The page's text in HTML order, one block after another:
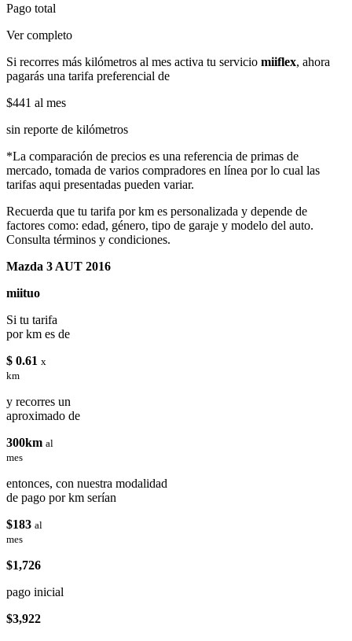
Pago total
Ver completo
Si recorres más kilómetros al mes activa tu servicio miiflex, ahora
pagarás una tarifa preferencial de
$441 al mes
sin reporte de kilómetros
*La comparación de precios es una referencia de primas de
mercado, tomada de varios compradores en línea por lo cual las
tarifas aqui presentadas pueden variar.
Recuerda que tu tarifa por km es personalizada y depende de
factores como: edad, género, tipo de garaje y modelo del auto.
Consulta términos y condiciones.
Mazda 3 AUT 2016
miituo
Si tu tarifa
por km es de
$ 0.61 x
km
y recorres un
aproximado de
300km al
mes
entonces, con nuestra modalidad
de pago por km serían
$183 al
mes
$1,726
pago inicial
$3,922